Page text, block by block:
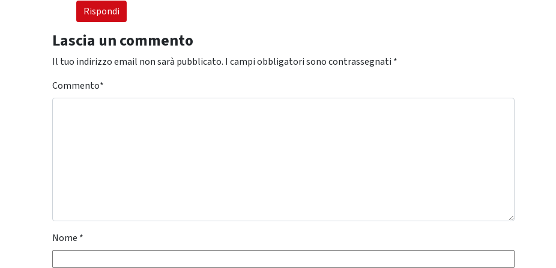
Rispondi
Lascia un commento
Il tuo indirizzo email non sarà pubblicato. I campi obbligatori sono contrassegnati *
Commento*
Nome *